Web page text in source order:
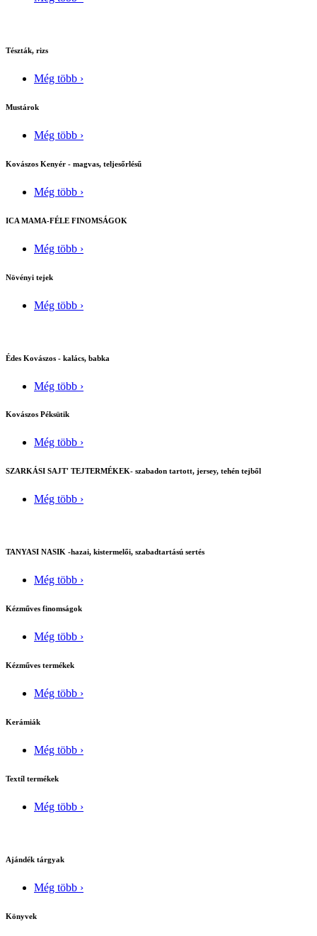
Tészták, rizs
Még több ›
Mustárok
Még több ›
Kovászos Kenyér - magvas, teljesőrlésű
Még több ›
ICA MAMA-FÉLE FINOMSÁGOK
Még több ›
Növényi tejek
Még több ›
Édes Kovászos - kalács, babka
Még több ›
Kovászos Péksütik
Még több ›
SZARKÁSI SAJT' TEJTERMÉKEK- szabadon tartott, jersey, tehén tejből
Még több ›
TANYASI NASIK -hazai, kistermelői, szabadtartású sertés
Még több ›
Kézműves finomságok
Még több ›
Kézműves termékek
Még több ›
Kerámiák
Még több ›
Textíl termékek
Még több ›
Ajándék tárgyak
Még több ›
Könyvek